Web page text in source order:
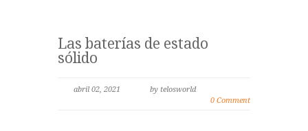
Las baterías de estado
sólido
abril 02, 2021
by telosworld
0 Comment